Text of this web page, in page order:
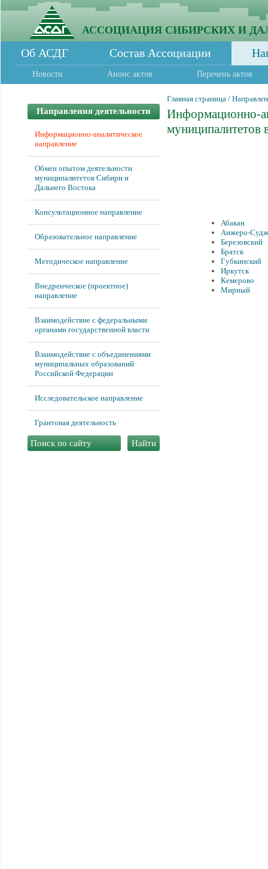
АССОЦИАЦИЯ СИБИРСКИХ И
Об АСДГ Состав Ассоциации
Новости Анонс актов Перечень актов
Направления деятельности
Информационно-аналитическое
направление
Обмен опытом деятельности
муниципалитетов Сибири и
Дальнего Востока
Консультационное направление
Образовательное направление
Методическое направление
Внедренческое (проектное)
направление
Взаимодействие с федеральными
органами государственной власти
Взаимодействие с объединениями
муниципальных образований
Российской Федерации
Исследовательское направление
Грантовая деятельность
Главная страница /
Информационно-
муниципалитетов
Абакан
Анжеро-
Березовский
Братск
Губкинский
Иркутск
Кемерово
Мирный